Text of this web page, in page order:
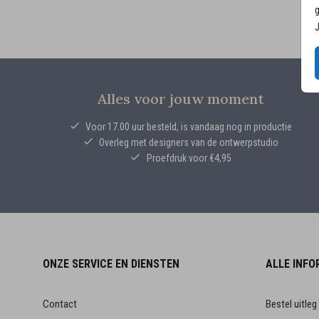
Alles voor jouw moment
Voor 17.00 uur besteld, is vandaag nog in productie
Overleg met designers van de ontwerpstudio
Proefdruk voor €4,95
ONZE SERVICE EN DIENSTEN
Contact
ALLE
Bestel uitleg